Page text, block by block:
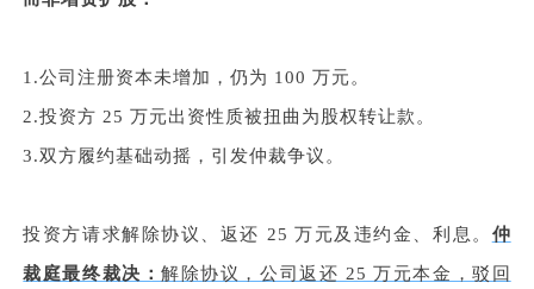
1.公司注册资本未增加，仍为 100 万元。
2.投资方 25 万元出资性质被扭曲为股权转让款。
3.双方履约基础动摇，引发仲裁争议。
投资方请求解除协议、返还 25 万元及违约金、利息。 仲
裁庭最终裁决：解除协议，公司返还 25 万元本金，驳回